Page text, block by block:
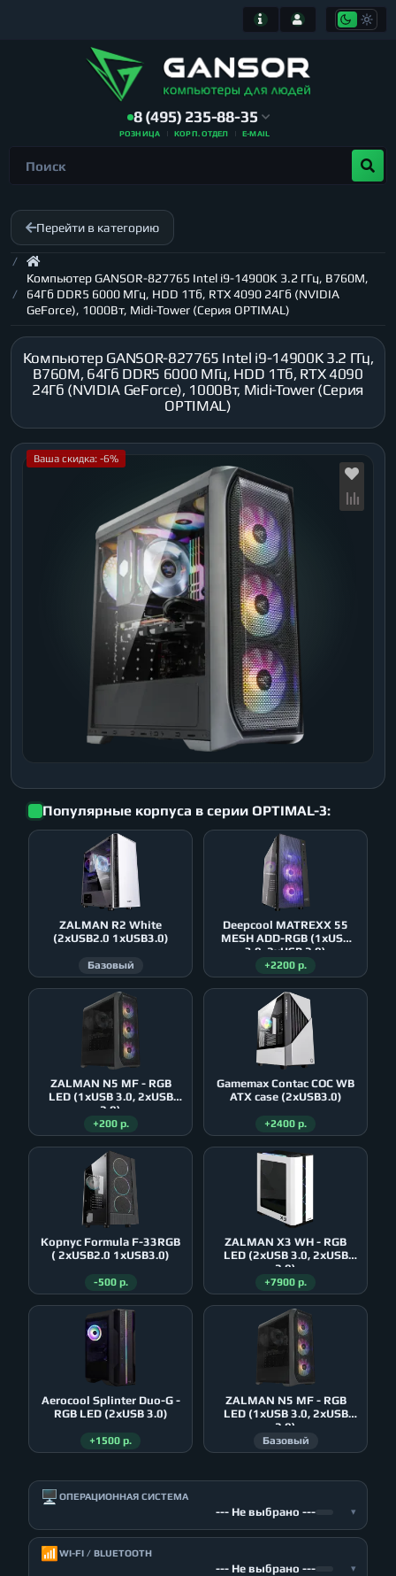
8 (495) 235-88-35
РОЗНИЦА КОРП. ОТДЕЛ E-MAIL
Перейти в категорию
Компьютер GANSOR-827765 Intel i9-14900K 3.2 ГГц, B760M,
64Гб DDR5 6000 МГц, HDD 1Тб, RTX 4090 24Гб (NVIDIA
GeForce), 1000Вт, Midi-Tower (Серия OPTIMAL)
Компьютер GANSOR-827765 Intel i9-14900K 3.2 ГГц,
B760M, 64Гб DDR5 6000 МГц, HDD 1Тб, RTX 4090
24Гб (NVIDIA GeForce), 1000Вт, Midi-Tower (Серия
OPTIMAL)
Ваша скидка: -6%
Популярные корпуса в серии OPTIMAL-3:
ZALMAN R2 White
(2xUSB2.0 1xUSB3.0)
Базовый
Deepcool MATREXX 55
MESH ADD-RGB (1xUSB
3.0, 2xUSB 2.0)
+2200 р.
ZALMAN N5 MF - RGB
LED (1xUSB 3.0, 2xUSB
2.0)
+200 р.
Gamemax Contac COC WB
ATX case (2xUSB3.0)
+2400 р.
Корпус Formula F-33RGB
( 2xUSB2.0 1xUSB3.0)
-500 р.
ZALMAN X3 WH - RGB
LED (2xUSB 3.0, 2xUSB
2.0)
+7900 р.
Aerocool Splinter Duo-G -
RGB LED (2xUSB 3.0)
+1500 р.
ZALMAN N5 MF - RGB
LED (1xUSB 3.0, 2xUSB
2.0)
Базовый
🖥️ ОПЕРАЦИОННАЯ СИСТЕМА
--- Не выбрано --- ▾
📶 WI-FI / BLUETOOTH
--- Не выбрано --- ▾